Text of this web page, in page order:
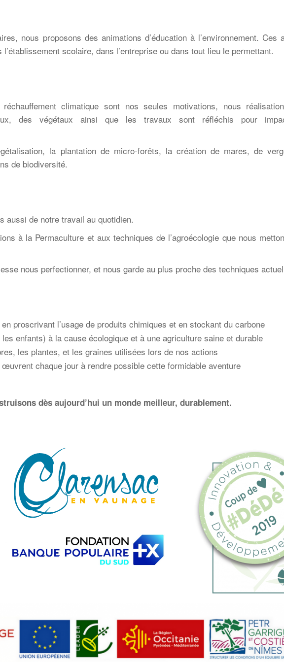
nous proposons des animations d’éducation à l’environnement. Ces
l’établissementscolaire, dans l’entreprise ou dans tout lieu le permettant.
climatique sont nos seules motivations, nous
des végétaux ainsi que les travaux sont réfléchis pour
la plantation de micro-forêts, la création de mares, de
de biodiversité.
aussi de notretravail au quotidien.
à la Permaculture et aux techniques de l’agroécologie que nous
nous perfectionner, et nous garde au plus proche des techniques
proscrivant l’usage de produits chimiques et en stockant du carbone
les enfants) à la causeécologique et à une agriculture saine et durable
les plantes, et lesgraines utilisées lors de nos actions
chaque jour à rendre possible cette formidable aventure
dès aujourd’hui un monde meilleur, durablement.